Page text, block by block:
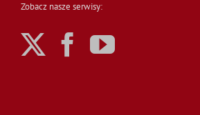
Zobacz nasze serwisy: